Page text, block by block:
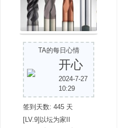
TA的每日心情
开心
2024-7-27
10:29
签到天数: 445 天
[LV.9]以坛为家II